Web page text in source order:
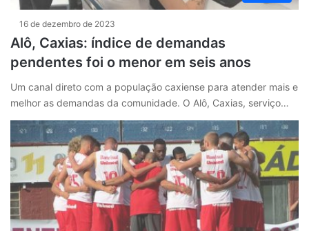
16 de dezembro de 2023
Alô, Caxias: índice de demandas
pendentes foi o menor em seis anos
Um canal direto com a população caxiense para atender mais e
melhor as demandas da comunidade. O Alô, Caxias, serviço…